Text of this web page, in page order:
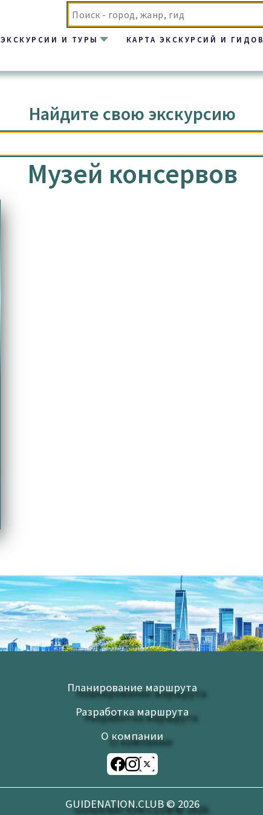
ЭКСКУРСИИ И ТУРЫ КАРТА ЭКСКУРСИЙ И ГИДОВ
Найдите свою экскурсию
Музей консервов
Планирование маршрута
Разработка маршрута
О компании
GUIDENATION.CLUB ©2026